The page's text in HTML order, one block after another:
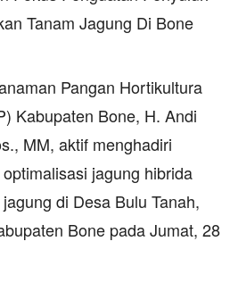
Pangan Hortikultura
Kabupaten Bone, H. Andi
MM, aktif menghadiri
jagung hibrida
di Desa Bulu Tanah,
Bone pada Jumat, 28